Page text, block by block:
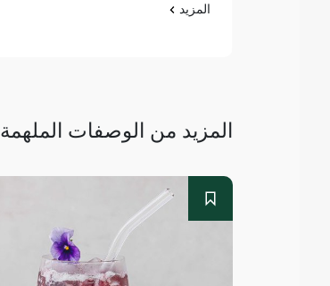
المزيد
المزيد من الوصفات الملهمة